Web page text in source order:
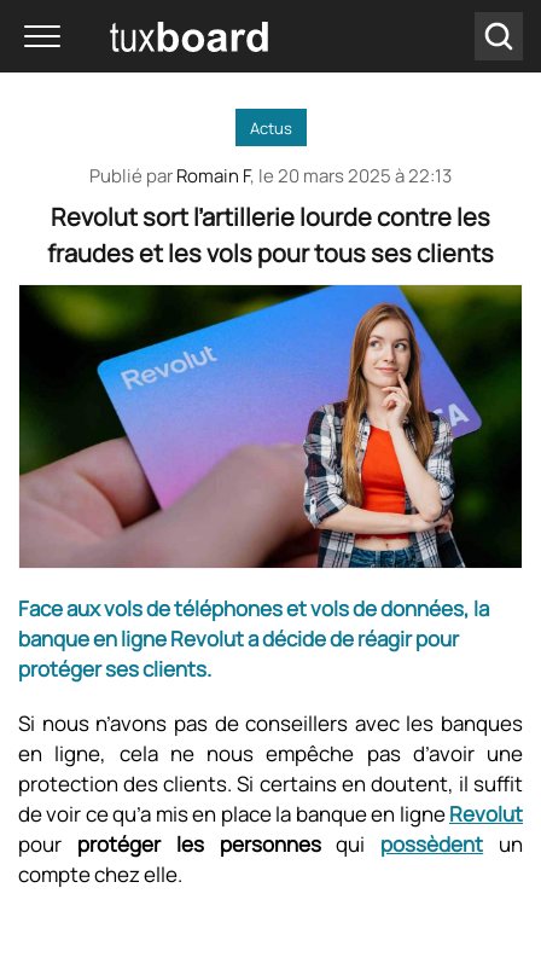
Actus
Publié parRomain F, le20 mars 2025 à 22:13
Revolut sort l’artillerie lourde contre les
fraudes et les vols pour tous ses clients
Face aux vols de téléphones et vols de données, la
banque en ligne Revolut a décide de réagir pour
protéger ses clients.
Si nous n’avons pas de conseillers avec les banques
en ligne, cela ne nous empêche pas d’avoir une
protection des clients. Si certains en doutent, il suffit
de voir ce qu’a mis en place la banque en ligneRevolut
pour protéger les personnesqui possèdent un
compte chez elle.